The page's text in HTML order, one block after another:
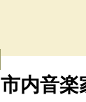
市内音楽